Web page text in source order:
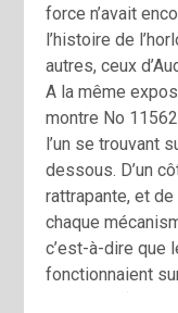
force n’avait
l’histoire de
autres, ceux
A la même
montre No
l’un se trouvant
dessous. D’un
rattrapante, et de
chaque
c’est-à-dire que
fonctionnaient